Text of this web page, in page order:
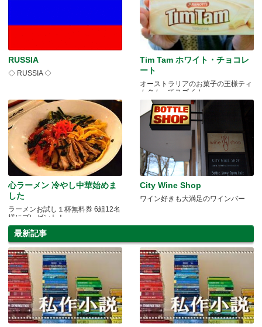
RUSSIA
◇ RUSSIA ◇
Tim Tam ホワイト・チョコレ
ート
オーストラリアのお菓子の王様ティ
ムタムってスゴイ！
心ラーメン 冷やし中華始めま
した
ラーメンお試し１杯無料券 6組12名
様にプレゼント！
City Wine Shop
ワイン好きも大満足のワインバー
最新記事